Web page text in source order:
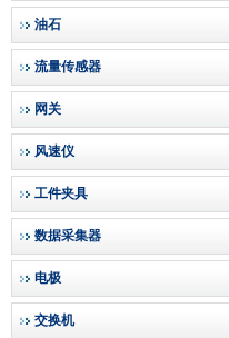
油石
流量传感器
网关
风速仪
工件夹具
数据采集器
电极
交换机